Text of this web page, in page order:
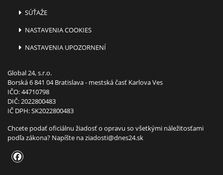
SÚŤAŽE
NASTAVENIA COOKIES
NASTAVENIA UPOZORNENÍ
Global 24, s.r.o.
Borská 6 841 04 Bratislava - mestská časť Karlova Ves
IČO: 44710798
DIČ: 2022800483
IČ DPH: SK2022800483
Chcete podať oficiálnu žiadosť o opravu so všetkými náležitosťami
podľa zákona? Napíšte naziadosti@dnes24.sk